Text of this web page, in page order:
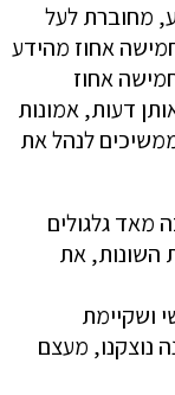
מחוברת לעל
אחוז מהידע
אחוז
דעות, אמונות
לנהל את
מאד גלגולים
השונות, את
ושקיימת
נוצקנו, מעצם